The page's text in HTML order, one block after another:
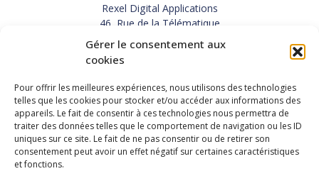
Gérer le consentement aux
cookies
Pour offrir les meilleures expériences, nous utilisons des technologies
telles que les cookies pour stocker et/ou accéder aux informations des
appareils. Le fait de consentir à ces technologies nous permettra de
traiter des données telles que le comportement de navigation ou les ID
uniques sur ce site. Le fait de ne pas consentir ou de retirer son
consentement peut avoir un effet négatif sur certaines caractéristiques
et fonctions.
Rexel Digital Applications
46, Rue de la Télématique
Le Polygone 42000 SAINT-ETIENNE
TEL : 33(0)4 77 92 28 60
FAX : 33(0)4 77 92 28 61
SUPPORT : 33(0)4 69 68 82 10
NOUS CONTACTER